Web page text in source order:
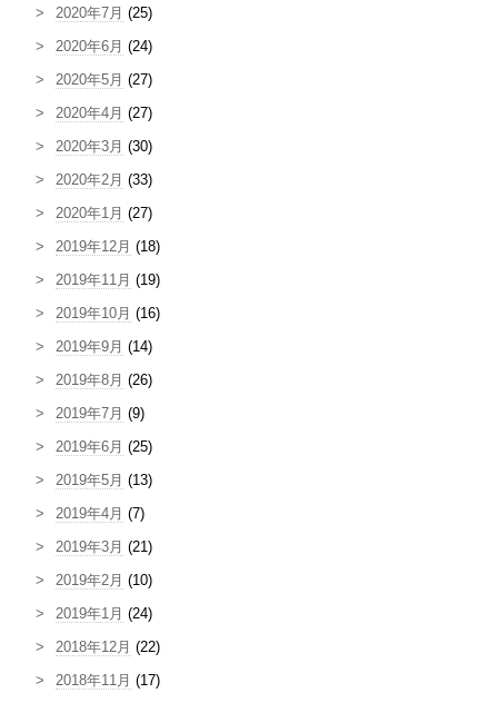
2020年7月 (25)
2020年6月 (24)
2020年5月 (27)
2020年4月 (27)
2020年3月 (30)
2020年2月 (33)
2020年1月 (27)
2019年12月 (18)
2019年11月 (19)
2019年10月 (16)
2019年9月 (14)
2019年8月 (26)
2019年7月 (9)
2019年6月 (25)
2019年5月 (13)
2019年4月 (7)
2019年3月 (21)
2019年2月 (10)
2019年1月 (24)
2018年12月 (22)
2018年11月 (17)